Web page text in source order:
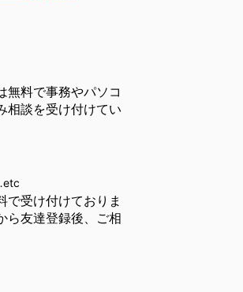
無料で事務やパソコ
相談を受け付けてい
で受け付けておりま
ら友達登録後、ご相